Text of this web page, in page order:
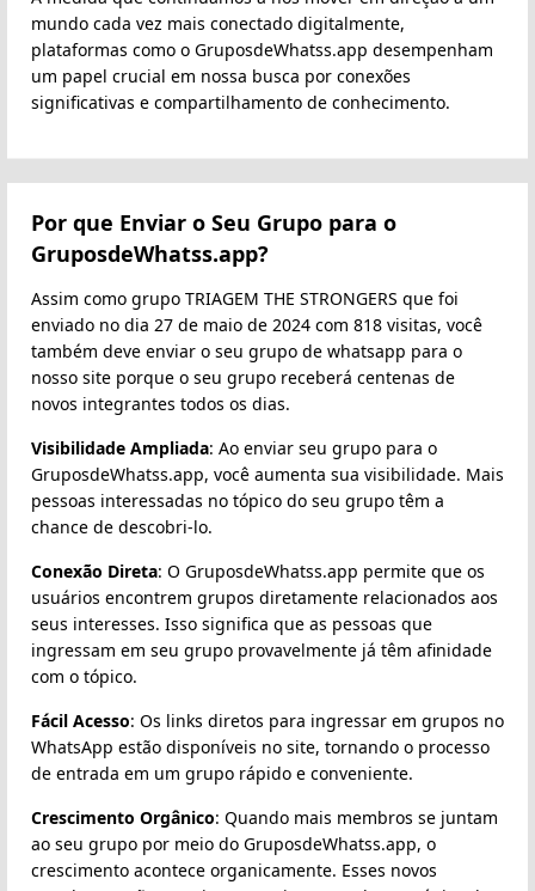
mundo cada vez mais conectado digitalmente,
plataformas como o GruposdeWhatss.app desempenham
um papel crucial em nossa busca por conexões
significativas e compartilhamento de conhecimento.
Por que Enviar o Seu Grupo para o
GruposdeWhatss.app?
Assim como grupo TRIAGEM THE STRONGERS que foi
enviado no dia 27 de maio de 2024 com 818 visitas, você
também deve enviar o seu grupo de whatsapp para o
nosso site porque o seu grupo receberá centenas de
novos integrantes todos os dias.
Visibilidade Ampliada: Ao enviar seu grupo para o
GruposdeWhatss.app, você aumenta sua visibilidade. Mais
pessoas interessadas no tópico do seu grupo têm a
chance de descobri-lo.
Conexão Direta: O GruposdeWhatss.app permite que os
usuários encontrem grupos diretamente relacionados aos
seus interesses. Isso significa que as pessoas que
ingressam em seu grupo provavelmente já têm afinidade
com o tópico.
Fácil Acesso: Os links diretos para ingressar em grupos no
WhatsApp estão disponíveis no site, tornando o processo
de entrada em um grupo rápido e conveniente.
Crescimento Orgânico: Quando mais membros se juntam
ao seu grupo por meio do GruposdeWhatss.app, o
crescimento acontece organicamente. Esses novos